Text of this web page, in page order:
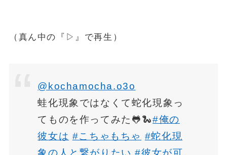
（真ん中の『▷』で再生）
@kochamocha.o3o
蛙化現象ではなくて蛇化現象っ
てものを作ってみた🐸🐍#俺の
彼女は #こちゃもちゃ #蛇化現